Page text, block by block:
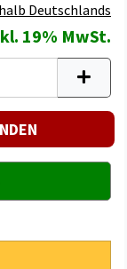
Deutschlands
19% MwSt.